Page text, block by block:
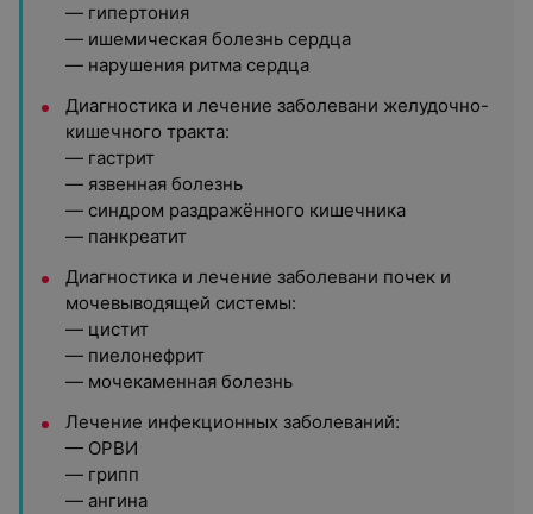
— гипертония
— ишемическая болезнь сердца
— нарушения ритма сердца
Диагностика и лечение заболевани желудочно-
кишечного тракта:
— гастрит
— язвенная болезнь
— синдром раздражённого кишечника
— панкреатит
Диагностика и лечение заболевани почек и
мочевыводящей системы:
— цистит
— пиелонефрит
— мочекаменная болезнь
Лечение инфекционных заболеваний:
— ОРВИ
— грипп
— ангина